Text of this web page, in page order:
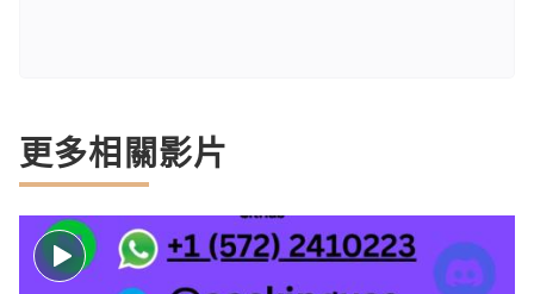
更多相關影片